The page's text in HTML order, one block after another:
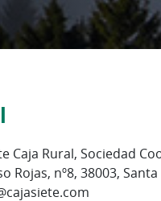
Caja Rural, Sociedad
Rojas, nº8, 38003,